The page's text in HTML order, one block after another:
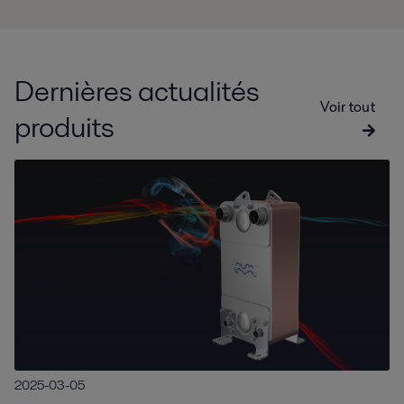
Dernières actualités
produits
Voir tout
2025-03-05